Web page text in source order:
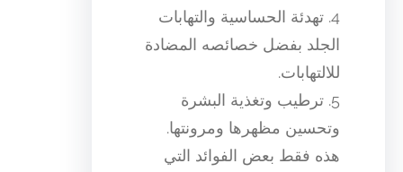
4. تهدئة الحساسية والتهابات
الجلد بفضل خصائصه المضادة
للالتهابات.
5. ترطيب وتغذية البشرة
وتحسين مظهرها ومرونتها.
هذه فقط بعض الفوائد التي